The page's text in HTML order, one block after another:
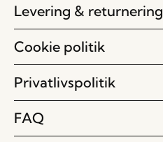
Levering & returnering
Cookie politik
Privatlivspolitik
FAQ